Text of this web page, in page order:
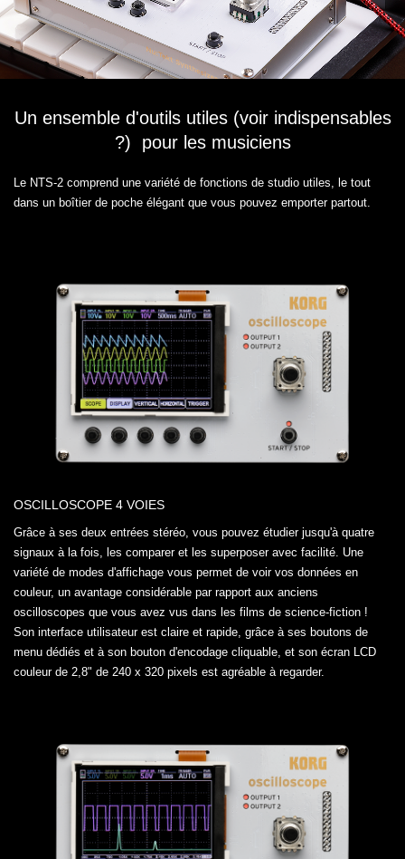
Un ensemble d'outils utiles (voir indispensables
?) pour les musiciens
Le NTS-2 comprend une variété de fonctions de studio utiles, le tout
dans un boîtier de poche élégant que vous pouvez emporter partout.
OSCILLOSCOPE 4 VOIES
Grâce à ses deux entrées stéréo, vous pouvez étudier jusqu'à quatre
signaux à la fois, les comparer et les superposer avec facilité. Une
variété de modes d'affichage vous permet de voir vos données en
couleur, un avantage considérable par rapport aux anciens
oscilloscopes que vous avez vus dans les films de science-fiction !
Son interface utilisateur est claire et rapide, grâce à ses boutons de
menu dédiés et à son bouton d'encodage cliquable, et son écran LCD
couleur de 2,8" de 240 x 320 pixels est agréable à regarder.